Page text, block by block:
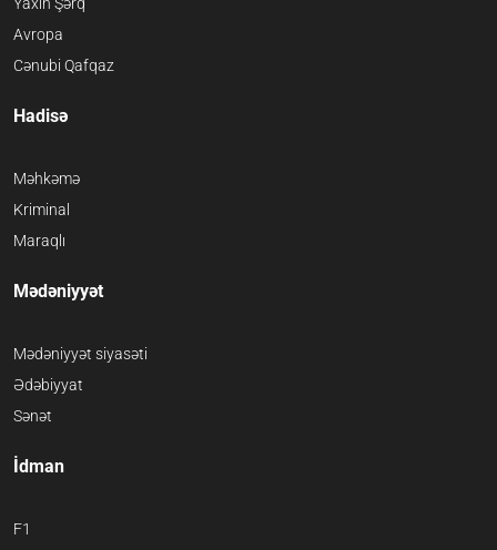
Yaxın Şərq
Avropa
Cənubi Qafqaz
Hadisə
Məhkəmə
Kriminal
Maraqlı
Mədəniyyət
Mədəniyyət siyasəti
Ədəbiyyat
Sənət
İdman
F1